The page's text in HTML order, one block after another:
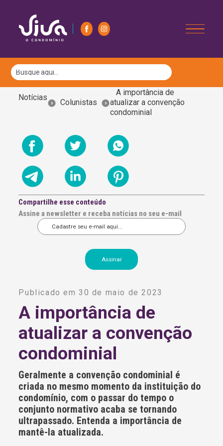
Notícias
Colunistas
A importância de
atualizar a convenção
condominial
Compartilhe esse conteúdo
Assine a newsletter e receba notícias no seu e-mail
t
r
n
a
t
v
:
Publicado em 30 de maio de 2023
A importância de
atualizar a convenção
condominial
Geralmente a convenção condominial é
criada no mesmo momento da instituição do
condomínio, com o passar do tempo o
conjunto normativo acaba se tornando
ultrapassado. Entenda a importância de
mantê-la atualizada.